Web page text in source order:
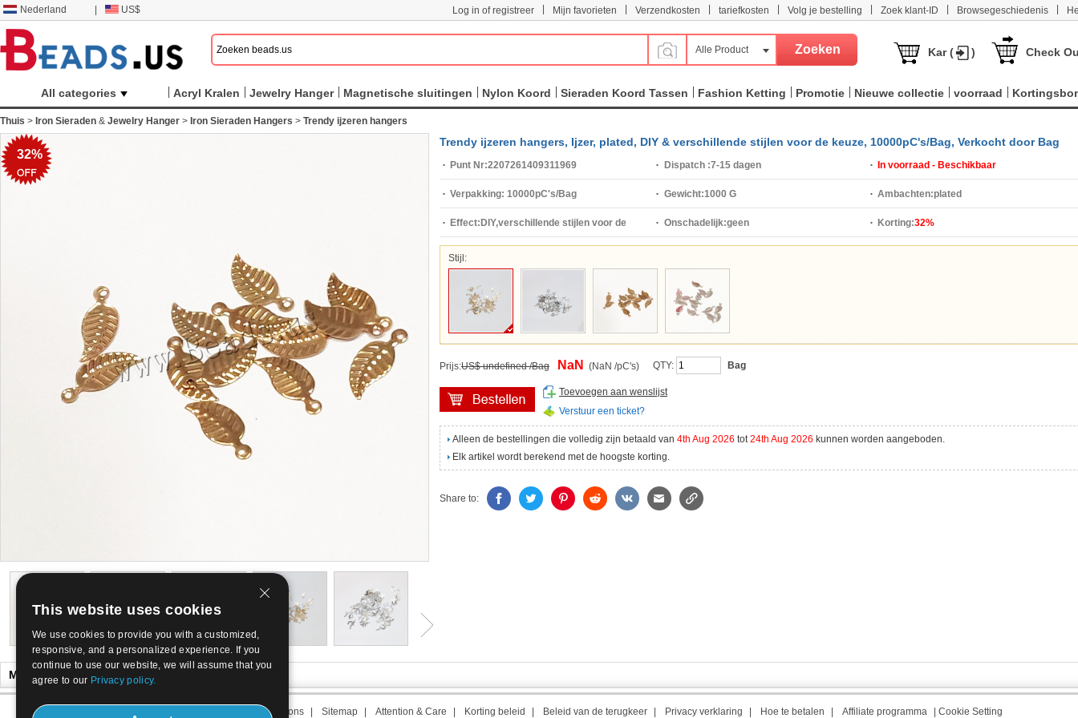
Nederland US$ Log in of registreer Mijn favorieten Verzendkosten tariefkosten Volg je bestelling Zoek klant-ID Browsegeschiedenis
Alle Product Kar ( ) Check
All categories Acryl Kralen Jewelry Hanger Magnetische sluitingen Nylon Koord Sieraden Koord Tassen Fashion Ketting Promotie Nieuwe collectie voorraad
Thuis > Iron Sieraden & Jewelry Hanger > Iron Sieraden Hangers > Trendy ijzeren hangers
32%
Trendy ijzeren hangers, Ijzer, plated, DIY & verschillende stijlen voor de keuze, 10000pC's/Bag, Verkocht door Bag
Punt Nr:2207261409311969 Dispatch :7-15 dagen In voorraad - Beschikbaar
Verpakking: 10000pC's/Bag Gewicht:1000 G Ambachten:plated
Effect: DIY,verschillende stijlen voor de
keuze
Onschadelijk:geen Korting:32%
Stijl:
Prijs:US$ undefined /Bag NaN (NaN /pC's) QTY: Bag
Toevoegen aan wenslijst
Verstuur een ticket?
Alleen de bestellingen die volledig zijn betaald van 4th Aug 2026 tot24th Aug 2026 kunnen worden aangeboden.
Elk artikel wordt berekend met de hoogste korting.
Share to:
Misschien wilt u ook
Termijn van ons Sitemap Attention & Care Korting beleid Beleid van de terugkeer Privacy verklaring Hoe te betalen Affiliate programma Cookie Setting
This website uses cookies
We use cookies to provide you with a customized,
responsive, and a personalized experience. If you
continue to use our website, we will assume that you
agree to our Privacy policy.